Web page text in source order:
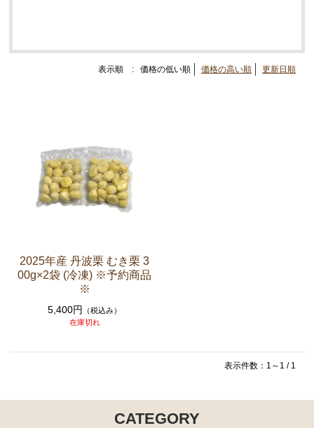
表示順 : 価格の低い順 価格の高い順 更新日順
2025年産 丹波栗 むき栗 3
00g×2袋 (冷凍) ※予約商品
※
5,400円
（税込み）
在庫切れ
表示件数：1～1 / 1
CATEGORY